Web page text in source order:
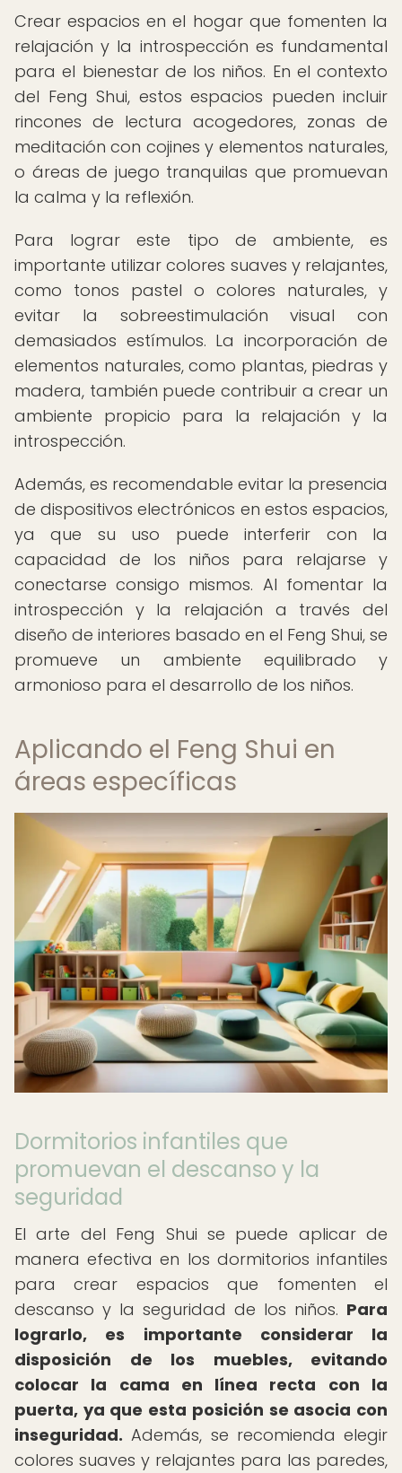
Crear espacios en el hogar que fomenten la
relajación y la introspección es fundamental
para el bienestar de los niños. En el contexto
del Feng Shui, estos espacios pueden incluir
rincones de lectura acogedores, zonas de
meditación con cojines y elementos naturales,
o áreas de juego tranquilas que promuevan
la calma y la reflexión.
Para lograr este tipo de ambiente, es
importante utilizar colores suaves y relajantes,
como tonos pastel o colores naturales, y
evitar la sobreestimulación visual con
demasiados estímulos. La incorporación de
elementos naturales, como plantas, piedras y
madera, también puede contribuir a crear un
ambiente propicio para la relajación y la
introspección.
Además, es recomendable evitar la presencia
de dispositivos electrónicos en estos espacios,
ya que su uso puede interferir con la
capacidad de los niños para relajarse y
conectarse consigo mismos. Al fomentar la
introspección y la relajación a través del
diseño de interiores basado en el Feng Shui, se
promueve un ambiente equilibrado y
armonioso para el desarrollo de los niños.
Aplicando el Feng Shui en
áreas específicas
Dormitorios infantiles que
promuevan el descanso y la
seguridad
El arte del Feng Shui se puede aplicar de
manera efectiva en los dormitorios infantiles
para crear espacios que fomenten el
descanso y la seguridad de los niños. Para
lograrlo, es importante considerar la
disposición de los muebles, evitando
colocar la cama en línea recta con la
puerta, ya que esta posición se asocia con
inseguridad. Además, se recomienda elegir
colores suaves y relajantes para las paredes,